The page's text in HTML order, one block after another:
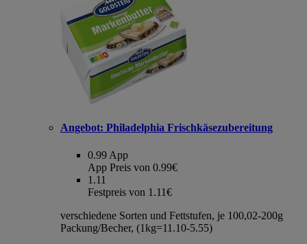
Angebot: Philadelphia Frischkäsezubereitung
0.99 App
App Preis von 0.99€
1.11
Festpreis von 1.11€
verschiedene Sorten und Fettstufen, je 100,02-200g
Packung/Becher, (1kg=11.10-5.55)